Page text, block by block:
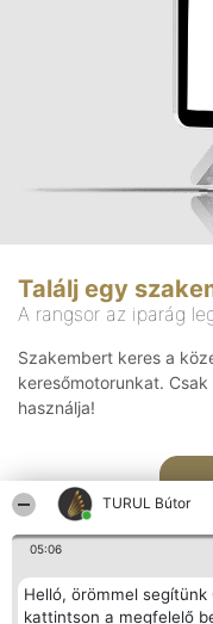
TURUL Bútor
05:06
Helló, örömmel segítünk
kattintson a megfelelő
Találj egy
A rangsor az iparág
Szakembert keres a
keresőmotorunkat.
használja!